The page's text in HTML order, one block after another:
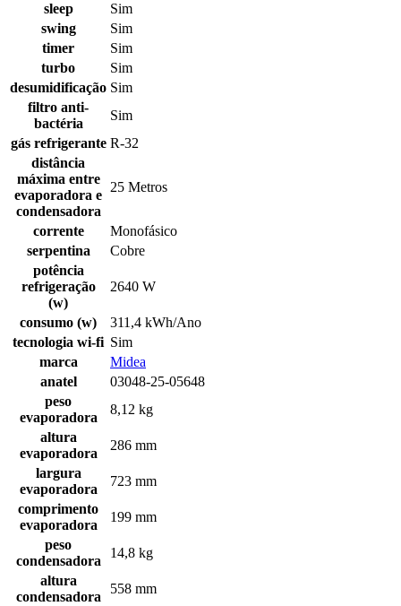
sleep
Sim
swing
Sim
timer
Sim
turbo
Sim
desumidificação Sim
filtro anti-
bactéria
Sim
gás refrigerante R-32
distância
máxima entre
evaporadora e
condensadora
25 Metros
corrente
Monofásico
serpentina
Cobre
potência
refrigeração
(w)
2640 W
consumo (w)
311,4 kWh/Ano
tecnologia wi-fi Sim
marca
Midea
anatel
03048-25-05648
peso
evaporadora
8,12 kg
altura
evaporadora
286 mm
largura
evaporadora
723 mm
comprimento
evaporadora
199 mm
peso
condensadora
14,8 kg
altura
condensadora
558 mm